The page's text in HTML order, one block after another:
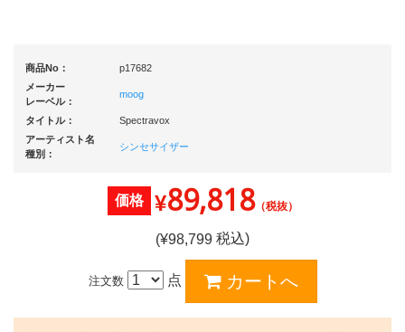
商品No：
p17682
メーカー
レーベル：
moog
タイトル：
Spectravox
アーティスト名
種別：
シンセサイザー
価格 ¥89,818（税抜）
(¥98,799 税込)
注文数 点